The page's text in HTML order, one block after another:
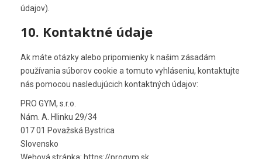
údajov).
10. Kontaktné údaje
Ak máte otázky alebo pripomienky k našim zásadám
používania súborov cookie a tomuto vyhláseniu, kontaktujte
nás pomocou nasledujúcich kontaktných údajov:
PRO GYM, s.r.o.
Nám. A. Hlinku 29/34
017 01 Považská Bystrica
Slovensko